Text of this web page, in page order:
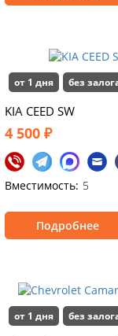
от 1 дня без
KIA CEED SW
4 500 ₽
Вместимость: 5
Подробнее
от 1 дня без